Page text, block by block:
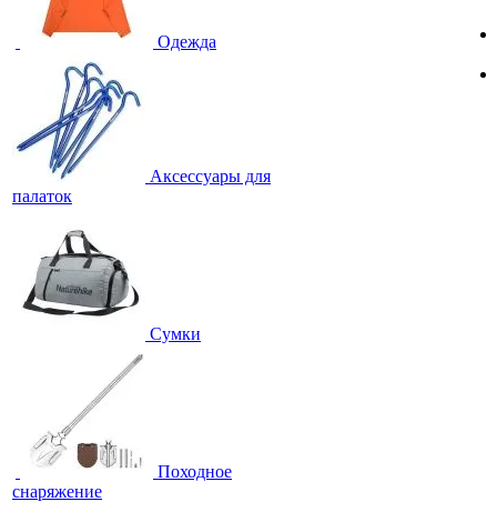
Одежда
Аксессуары для
палаток
Сумки
Походное
снаряжение